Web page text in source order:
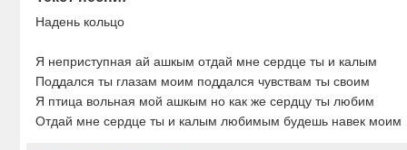
Надень кольцо
Я неприступная ай ашкым отдай мне сердце ты и калым
Поддался ты глазам моим поддался чувствам ты своим
Я птица вольная мой ашкым но как же сердцу ты любим
Отдай мне сердце ты и калым любимым будешь навек моим